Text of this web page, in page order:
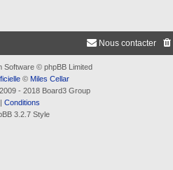
Nous contacter
Software © phpBB Limited
© Miles Cellar
- 2018 Board3 Group
Conditions
3.2.7 Style